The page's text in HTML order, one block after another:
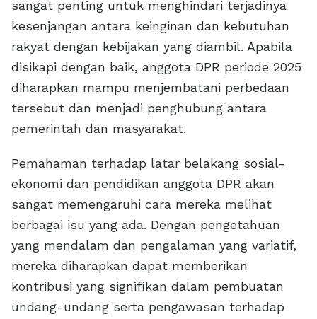
sangat penting untuk menghindari terjadinya
kesenjangan antara keinginan dan kebutuhan
rakyat dengan kebijakan yang diambil. Apabila
disikapi dengan baik, anggota DPR periode 2025
diharapkan mampu menjembatani perbedaan
tersebut dan menjadi penghubung antara
pemerintah dan masyarakat.
Pemahaman terhadap latar belakang sosial-
ekonomi dan pendidikan anggota DPR akan
sangat memengaruhi cara mereka melihat
berbagai isu yang ada. Dengan pengetahuan
yang mendalam dan pengalaman yang variatif,
mereka diharapkan dapat memberikan
kontribusi yang signifikan dalam pembuatan
undang-undang serta pengawasan terhadap